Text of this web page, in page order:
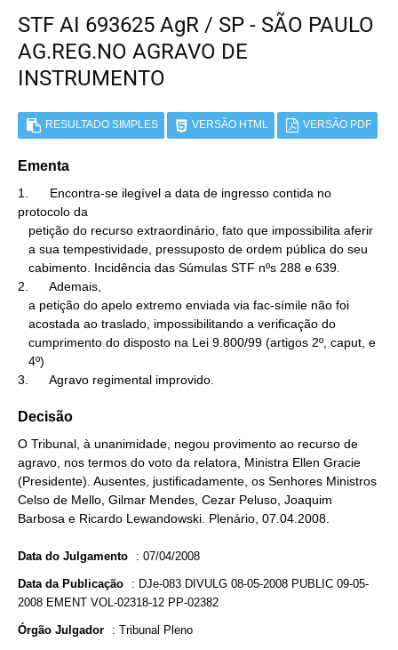
STF AI 693625 AgR / SP - SÃO PAULO
AG.REG.NO AGRAVO DE
INSTRUMENTO
RESULTADO SIMPLES VERSÃO HTML VERSÃO PDF
Ementa
1.      Encontra-se ilegível a data de ingresso contida no
protocolo da
2.      Ademais,
3.      Agravo regimental improvido.
Decisão
O Tribunal, à unanimidade, negou provimento ao recurso de
agravo, nos termos do voto da relatora, Ministra Ellen Gracie
(Presidente). Ausentes, justificadamente, os Senhores Ministros
Celso de Mello, Gilmar Mendes, Cezar Peluso, Joaquim
Barbosa e Ricardo Lewandowski. Plenário, 07.04.2008.
Data do Julgamento : 07/04/2008
Data da Publicação : DJe-083 DIVULG 08-05-2008 PUBLIC 09-05-
2008 EMENT VOL-02318-12 PP-02382
Órgão Julgador : Tribunal Pleno